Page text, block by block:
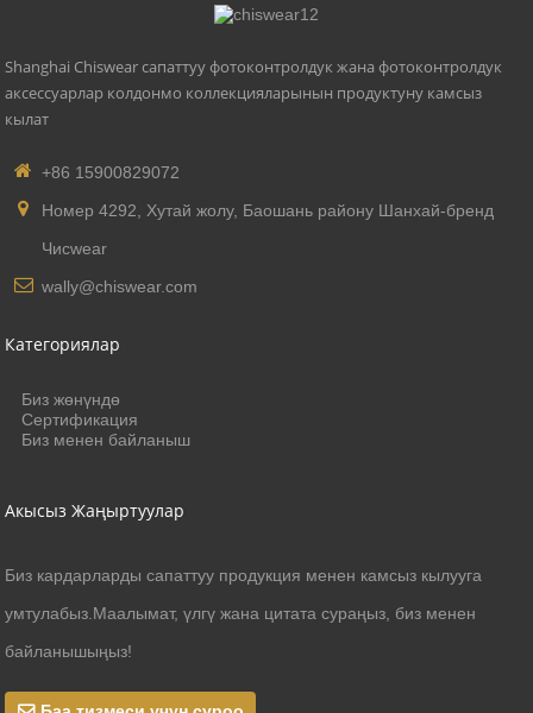
Shanghai Chiswear сапаттуу фотоконтролдук жана фотоконтролдук
аксессуарлар колдонмо коллекцияларынын продуктуну камсыз
кылат
+86 15900829072
Номер 4292, Хутай жолу, Баошань району Шанхай-бренд
Чисwear
wally@chiswear.com
Категориялар
Биз жөнүндө
Сертификация
Биз менен байланыш
Акысыз Жаңыртуулар
Биз кардарларды сапаттуу продукция менен камсыз кылууга
умтулабыз.Маалымат, үлгү жана цитата сураңыз, биз менен
байланышыңыз!